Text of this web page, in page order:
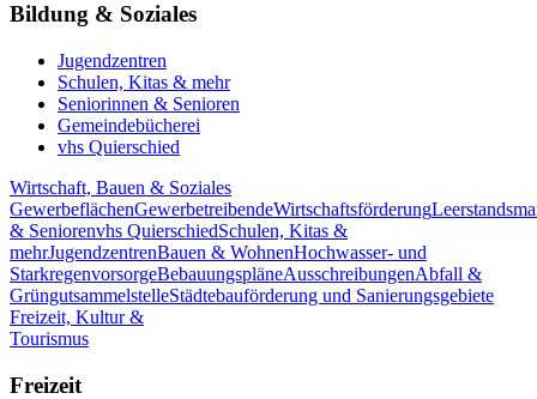
Bildung & Soziales
Jugendzentren
Schulen, Kitas & mehr
Seniorinnen & Senioren
Gemeindebücherei
vhs Quierschied
Wirtschaft, Bauen & Soziales
GewerbeflächenGewerbetreibendeWirtschaftsförderung
& Seniorenvhs QuierschiedSchulen, Kitas &
mehrJugendzentrenBauen & WohnenHochwasser- und
StarkregenvorsorgeBebauungspläneAusschreibungenAbfall &
GrüngutsammelstelleStädtebauförderung und Sanierungsgebiete
Freizeit, Kultur &
Tourismus
Freizeit